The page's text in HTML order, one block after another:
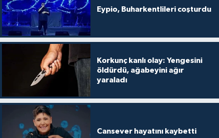
Eypio, Buharkentlileri coşturdu
Korkunç kanlı olay: Yengesini
öldürdü, ağabeyini ağır
yaraladı
Cansever hayatını kaybetti